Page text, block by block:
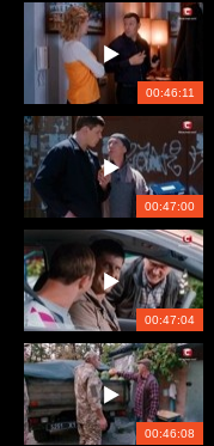
00:46:11
00:47:00
00:47:04
00:46:08